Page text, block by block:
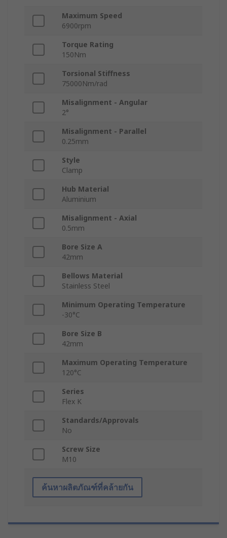
Maximum Speed
6900rpm
Torque Rating
150Nm
Torsional Stiffness
75000Nm/rad
Misalignment - Angular
2°
Misalignment - Parallel
0.25mm
Style
Clamp
Hub Material
Aluminium
Misalignment - Axial
0.5mm
Bore Size A
42mm
Bellows Material
Stainless Steel
Minimum Operating Temperature
-30°C
Bore Size B
42mm
Maximum Operating Temperature
120°C
Series
Flex K
Standards/Approvals
No
Screw Size
M10
ค้นหาผลิตภัณฑ์ที่คล้ายกัน